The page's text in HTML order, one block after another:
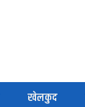
खेलकुद